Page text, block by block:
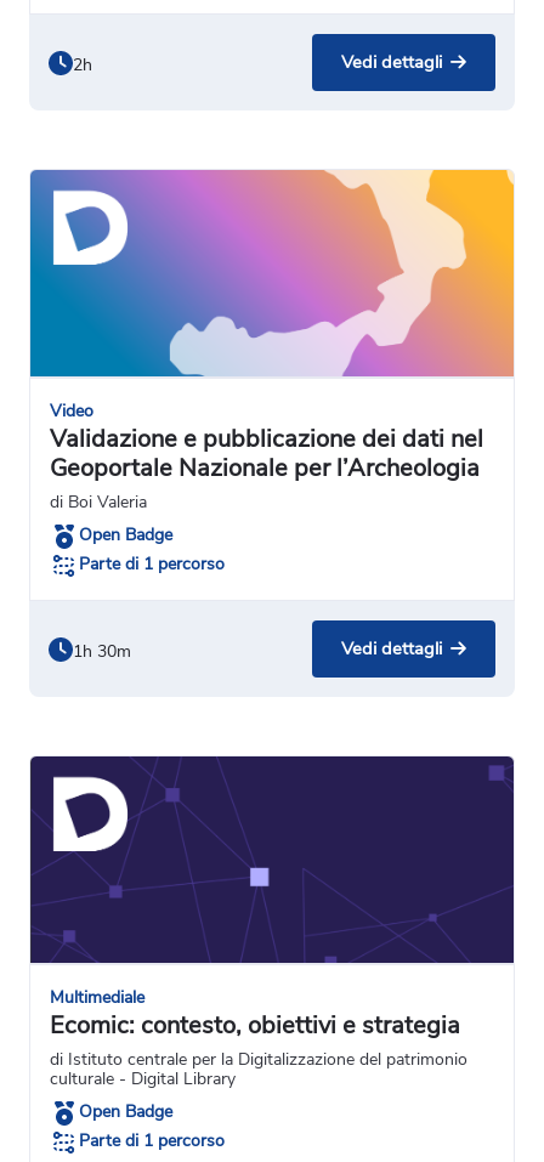
2h Vedi dettagli
Video
Validazione e pubblicazione dei dati nel
Geoportale Nazionale per l’Archeologia
di Boi Valeria
Open Badge
Parte di 1 percorso
1h 30m Vedi dettagli
Multimediale
Ecomic: contesto, obiettivi e strategia
di Istituto centrale per la Digitalizzazione del patrimonio
culturale - Digital Library
Open Badge
Parte di 1 percorso